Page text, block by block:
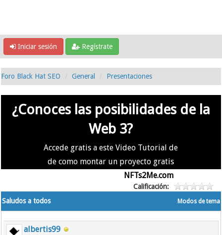
Iniciar sesión Regístrate
Foro Black Hat SEO General Presentaciones
¿Conoces las posibilidades de la
Web 3?
Accede gratis a este Video Tutorial de
de como montar un proyecto gratis
NFTs2Me.com
Calificación:
Modos de tema
Saludos a todos
albertis99